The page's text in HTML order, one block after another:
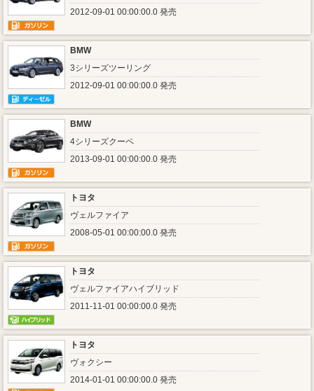
2012-09-01 00:00:00.0 発売
BMW
3シリーズツーリング
2012-09-01 00:00:00.0 発売
BMW
4シリーズクーペ
2013-09-01 00:00:00.0 発売
トヨタ
ヴェルファイア
2008-05-01 00:00:00.0 発売
トヨタ
ヴェルファイアハイブリッド
2011-11-01 00:00:00.0 発売
トヨタ
ヴォクシー
2014-01-01 00:00:00.0 発売